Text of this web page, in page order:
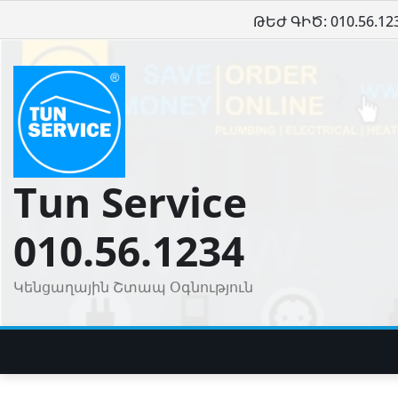
to
ԹԵԺ ԳԻԾ:
Tun Service
010.56.1234
Կենցաղային Շտապ Օգնություն